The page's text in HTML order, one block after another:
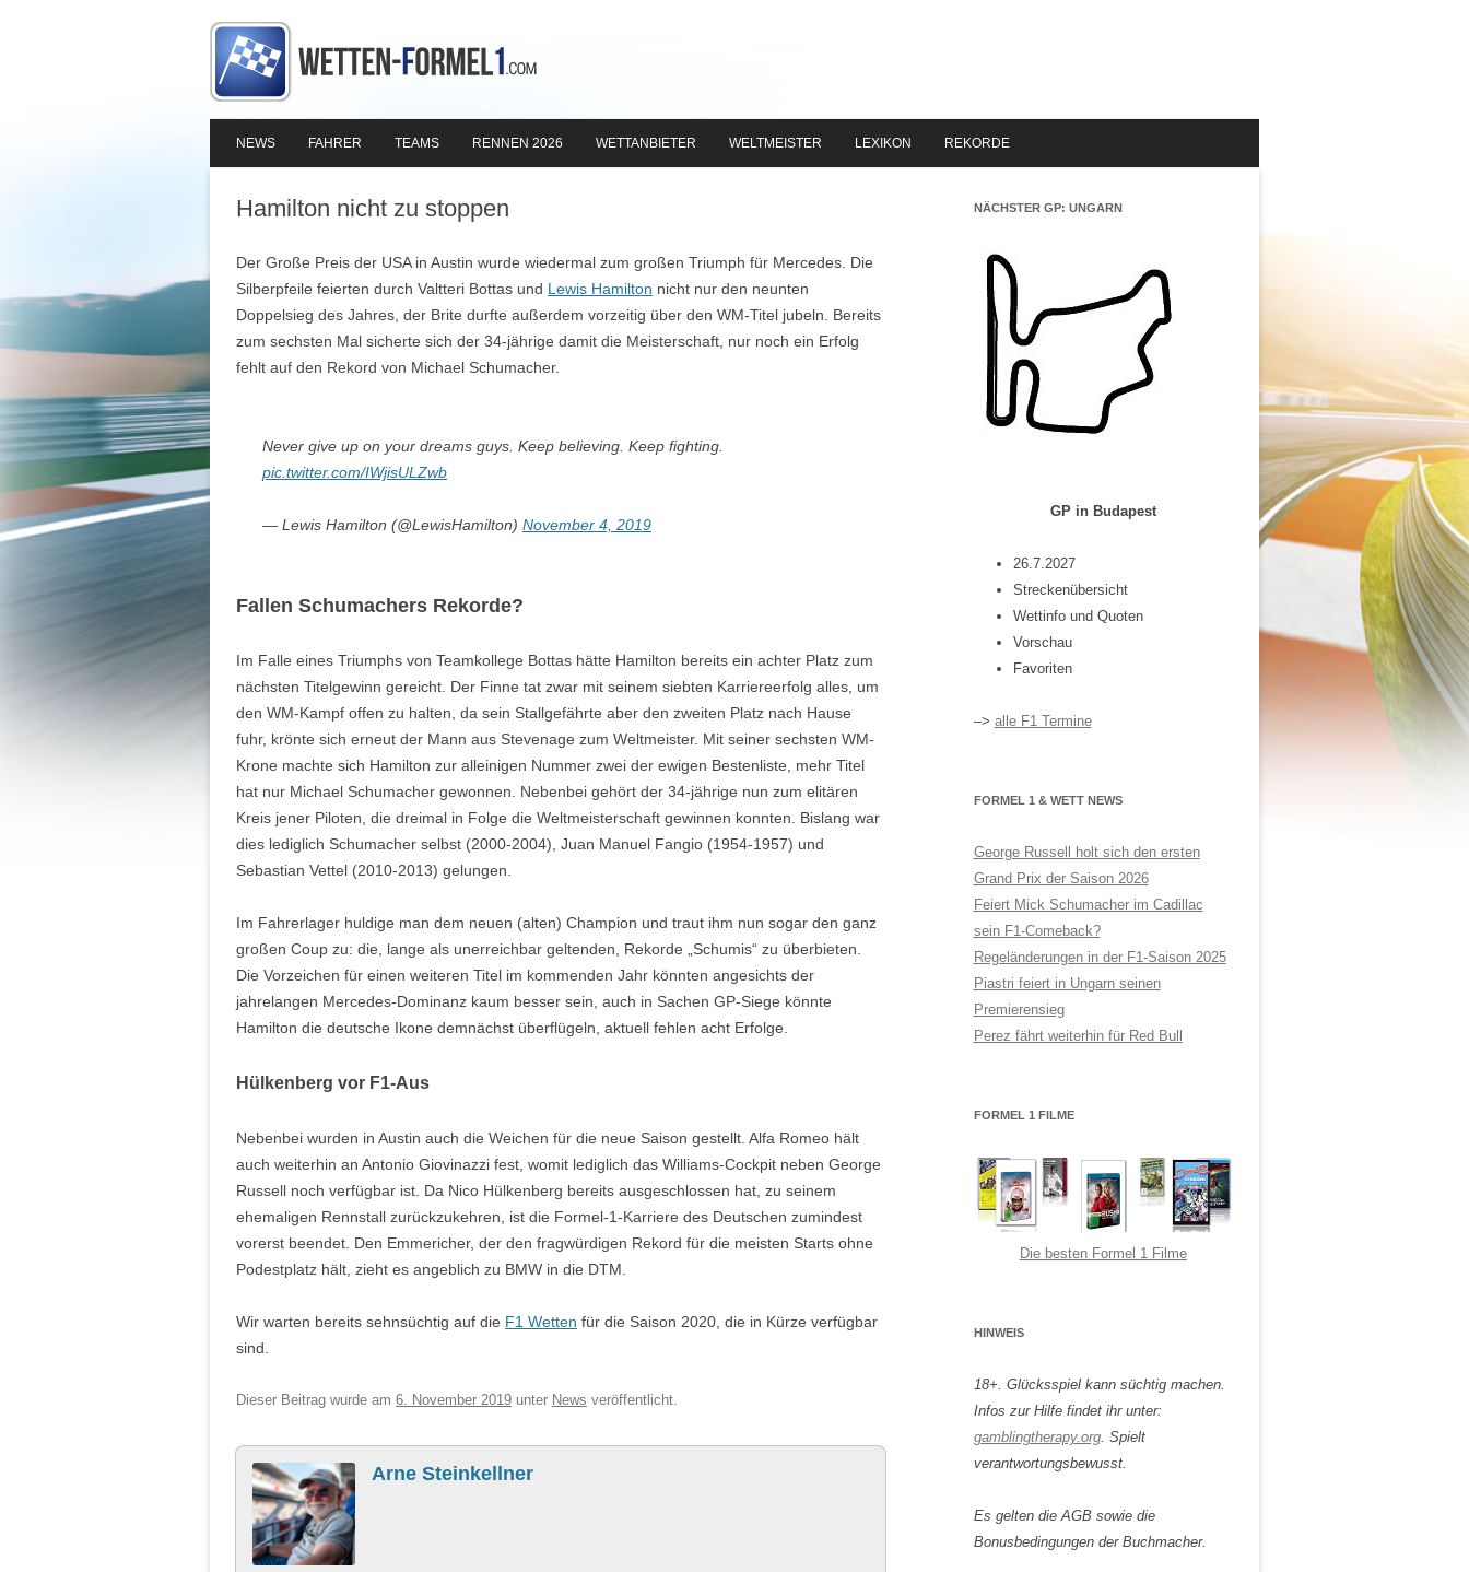
Inhalt
NEWS FAHRER TEAMS RENNEN 2026 WETTANBIETER WELTMEISTER LEXIKON REKORDE
Hamilton nicht zu stoppen
Der Große Preis der USA in Austin wurde wiedermal zum großen Triumph für Mercedes. Die
Silberpfeile feierten durch Valtteri Bottas und Lewis Hamilton nicht nur den neunten
Doppelsieg des Jahres, der Brite durfte außerdem vorzeitig über den WM-Titel jubeln. Bereits
zum sechsten Mal sicherte sich der 34-jährige damit die Meisterschaft, nur noch ein Erfolg
fehlt auf den Rekord von Michael Schumacher.
Never give up on your dreams guys. Keep believing. Keep fighting.
pic.twitter.com/IWjisULZwb
— Lewis Hamilton (@LewisHamilton) November 4, 2019
Fallen Schumachers Rekorde?
Im Falle eines Triumphs von Teamkollege Bottas hätte Hamilton bereits ein achter Platz zum
nächsten Titelgewinn gereicht. Der Finne tat zwar mit seinem siebten Karriereerfolg alles, um
den WM-Kampf offen zu halten, da sein Stallgefährte aber den zweiten Platz nach Hause
fuhr, krönte sich erneut der Mann aus Stevenage zum Weltmeister. Mit seiner sechsten WM-
Krone machte sich Hamilton zur alleinigen Nummer zwei der ewigen Bestenliste, mehr Titel
hat nur Michael Schumacher gewonnen. Nebenbei gehört der 34-jährige nun zum elitären
Kreis jener Piloten, die dreimal in Folge die Weltmeisterschaft gewinnen konnten. Bislang war
dies lediglich Schumacher selbst (2000-2004), Juan Manuel Fangio (1954-1957) und
Sebastian Vettel (2010-2013) gelungen.
Im Fahrerlager huldige man dem neuen (alten) Champion und traut ihm nun sogar den ganz
großen Coup zu: die, lange als unerreichbar geltenden, Rekorde „Schumis“ zu überbieten.
Die Vorzeichen für einen weiteren Titel im kommenden Jahr könnten angesichts der
jahrelangen Mercedes-Dominanz kaum besser sein, auch in Sachen GP-Siege könnte
Hamilton die deutsche Ikone demnächst überflügeln, aktuell fehlen acht Erfolge.
Hülkenberg vor F1-Aus
Nebenbei wurden in Austin auch die Weichen für die neue Saison gestellt. Alfa Romeo hält
auch weiterhin an Antonio Giovinazzi fest, womit lediglich das Williams-Cockpit neben George
Russell noch verfügbar ist. Da Nico Hülkenberg bereits ausgeschlossen hat, zu seinem
ehemaligen Rennstall zurückzukehren, ist die Formel-1-Karriere des Deutschen zumindest
vorerst beendet. Den Emmericher, der den fragwürdigen Rekord für die meisten Starts ohne
Podestplatz hält, zieht es angeblich zu BMW in die DTM.
Wir warten bereits sehnsüchtig auf die F1 Wetten für die Saison 2020, die in Kürze verfügbar
sind.
Dieser Beitrag wurde am 6. November 2019 unter News veröffentlicht.
Arne Steinkellner
NÄCHSTER GP: UNGARN
GP in Budapest
26.7.2027
Streckenübersicht
Wettinfo und Quoten
Vorschau
Favoriten
–> alle F1 Termine
FORMEL 1 & WETT NEWS
George Russell holt sich den ersten
Grand Prix der Saison 2026
Feiert Mick Schumacher im Cadillac
sein F1-Comeback?
Regeländerungen in der F1-Saison 2025
Piastri feiert in Ungarn seinen
Premierensieg
Perez fährt weiterhin für Red Bull
FORMEL 1 FILME
Die besten Formel 1 Filme
HINWEIS
18+. Glücksspiel kann süchtig machen.
Infos zur Hilfe findet ihr unter:
gamblingtherapy.org. Spielt
verantwortungsbewusst.
Es gelten die AGB sowie die
Bonusbedingungen der Buchmacher.